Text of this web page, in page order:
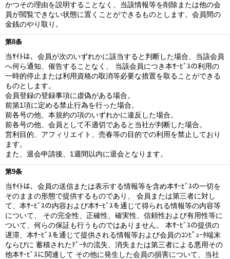
かつその理由を説明することなく、当該情報等を削除または他の会
員が閲覧できない状態に置くことができるものとします。会員間の
金銭のやり取り。
第8条
当ｻｲﾄは、会員が次のいずれかに該当すると判断した場合、当該会員
へ何ら通知、催告することなく、 当該会員につき本ｻｰﾋﾞｽの利用の
一時的停止または利用資格の取消等必要な措置を取ることができる
ものとします。
会員登録の登録事項に虚偽がある場合。
前第1項に定める禁止行為を行った場合。
前各号の他、本規約の項のいずれかに違反した場合。
前各号の他、会員として不適切であると当社が判断した場合。
営利目的、アフィリエイト、売春等の目的での利用を禁止しており
ます。
また、退会申請後、1週間以内に退会となります。
第9条
当ｻｲﾄは、会員の送信または表示する情報等を含め本ｻｰﾋﾞｽの一切を
そのままの形態で提供するものであり、 会員または第三者に対し
て、本ｻｰﾋﾞｽの内容および本ｻｰﾋﾞｽを通じて得られる情報等の内容等
について、 その完全性、正確性、確実性、信頼性および有用性等に
ついて、何らの保証も行うものではありません。 本ｻｰﾋﾞｽの提供の
遅滞、本ｻｰﾋﾞｽを通じて提供される情報等および会員のｺﾝﾋﾟｭｰﾀ端末
ならびに 蓄積されたﾃﾞｰﾀの流失、消失または第三者による悪用その
他本ｻｰﾋﾞｽに関連して その他に発生した会員の損害について、当社